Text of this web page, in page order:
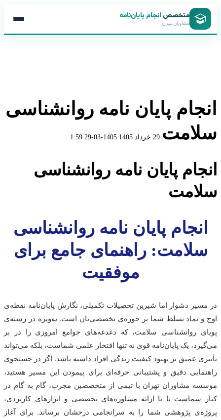
متخصص انجام پایان‌نامه
مشاوران تهران
انجام پایان نامه روانشناسی
سلامت 29 خرداد 1405 1405-03-29 1:59
انجام پایان نامه روانشناسی
سلامت
انجام پایان نامه روانشناسی
سلامت: راهنمای جامع برای
موفقیت
در مسیر دشوار اما شیرین تحصیلات تکمیلی، نگارش پایان‌نامه نقطه‌ی
اوج و نماد تسلط شما بر حوزه‌ی تخصصی‌تان است. به‌ویژه در رشته‌ی
پویای روانشناسی سلامت، که دغدغه‌های جوامع امروزی را در بر
می‌گیرد، یک پایان‌نامه قوی نه تنها افتخار علمی شماست، بلکه می‌تواند
تأثیری عمیق بر بهبود کیفیت زندگی افراد داشته باشد. اگر در جستجوی
راهنمایی دقیق و پشتیبانی حرفه‌ای برای پیمودن این مسیر هستید،
موسسه مشاوران تهران با تیمی از متخصصین مجرب، گام به گام در
کنار شماست تا با ارائه مشاوره‌های تخصصی و ابزارهای کاربردی،
پروژه‌ی پژوهشی شما را به سرانجامی درخشان برساند. برای آغاز